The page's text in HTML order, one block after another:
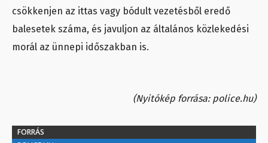
csökkenjen az ittas vagy bódult vezetésből eredő
balesetek száma, és javuljon az általános közlekedési
morál az ünnepi időszakban is.
(Nyitókép forrása: police.hu)
FORRÁS